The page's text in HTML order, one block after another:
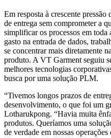
Em resposta à crescente
de entrega sem comprometer a
simplificar os processos em
gasto na entrada de dados,
se concentrar mais diretamente
produto. A VT Garment seguiu
melhores tecnologias
busca por uma solução PLM.
“Tivemos longos prazos de
desenvolvimento, o que foi um
Lotharukpong. “Havia muita
produtos. Queríamos uma
de verdade em nossas